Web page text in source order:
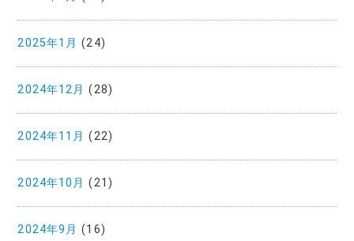
2025年1月 (24)
2024年12月 (28)
2024年11月 (22)
2024年10月 (21)
2024年9月 (16)